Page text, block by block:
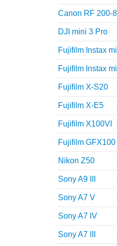
Canon RF 200-
DJI mini 3 Pro
Fujifilm Instax
Fujifilm Instax
Fujifilm X-S20
Fujifilm X-E5
Fujifilm X100VI
Fujifilm
Nikon Z50
Sony A9 III
Sony A7 V
Sony A7 IV
Sony A7 III